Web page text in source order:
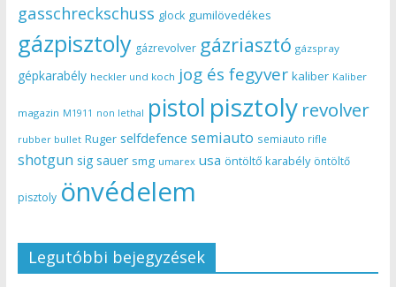
gasschreckschuss glock gumilövedékes
gázpisztoly gázrevolver gázriasztó gázspray
gépkarabély heckler und koch jog és fegyver kaliber Kaliber
magazin M1911 non lethal pistol pisztoly revolver
rubber bullet Ruger selfdefence semiauto semiauto rifle
shotgun sig sauer smg umarex usa öntöltő karabély öntöltő
pisztoly önvédelem
Legutóbbi bejegyzések